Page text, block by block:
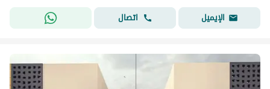
الإيميل
اتصال